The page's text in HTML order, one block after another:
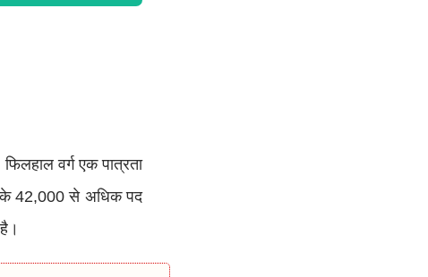
वर्ग एक पात्रता
के 42,000 से अधिक पद